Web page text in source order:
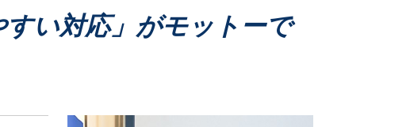
家事事件 離婚問題
離婚 家事事件
すい対応」がモットーで